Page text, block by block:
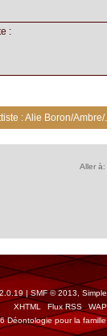
:
: Alie Boron/
Aller à:
| SMF © 2013
XHTML
Flux RSS
Déontologie pour la